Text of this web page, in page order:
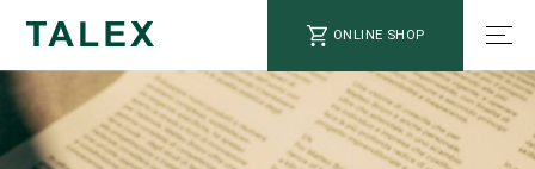
ONLINE SHOP